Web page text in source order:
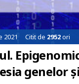
2021 Citit de 2952ori
genelor